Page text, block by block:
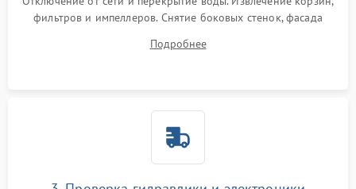
фильтров и импеллеров. Снятие боковых стенок, фасада
циркуляционному насосу, ТЭНу и сливной помпе.
Подробнее